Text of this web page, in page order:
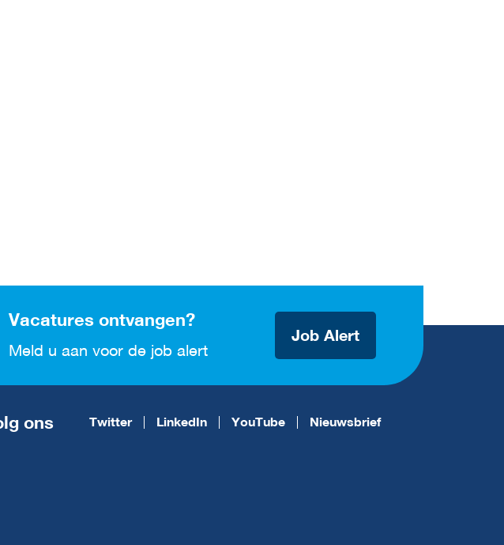
Vacatures ontvangen?
Meld u aan voor de job alert
Job Alert
ons Twitter LinkedIn YouTube Nieuwsbrief